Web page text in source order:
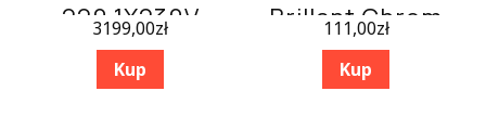
220 1X230V
PN6/10
(97924259)
3199,00zł
Kup
Brillant Chrom
600500007
111,00zł
Kup